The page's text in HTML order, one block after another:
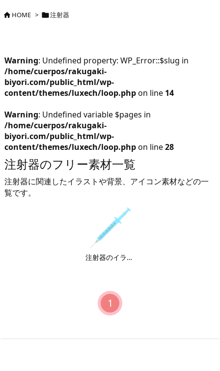
HOME > 注射器
Warning: Undefined property: WP_Error::$slug in
/home/cuerpos/rakugaki-
biyori.com/public_html/wp-
content/themes/luxech/loop.phpon line 14
Warning: Undefined variable $pages in
/home/cuerpos/rakugaki-
biyori.com/public_html/wp-
content/themes/luxech/loop.phpon line28
注射器のフリー素材一覧
注射器に関連したイラストや背景、アイコン素材などの一
覧です。
注射器のイラスト
1